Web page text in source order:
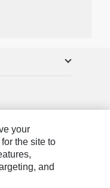
your
the site to
and